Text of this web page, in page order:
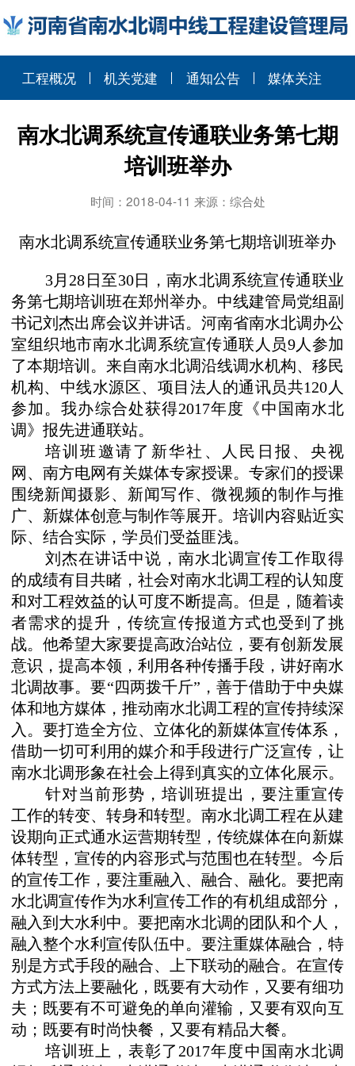
工程概况 机关党建 通知公告 媒体关注
南水北调系统宣传通联业务第七期
培训班举办
时间：2018-04-11 来源：综合处
南水北调系统宣传通联业务第七期培训班举办
3月28日至30日，南水北调系统宣传通联业
务第七期培训班在郑州举办。中线建管局党组副
书记刘杰出席会议并讲话。 河南省南水北调办公
室组织地市南水北调系统宣传通联人员9人参加
了本期培训。 来自南水北调沿线调水机构、移民
机构、中线水源区、项目法人的通讯员共120人
参加。我办综合处获得2017年度《中国南水北
调》报先进通联站。
培训班邀请了新华社、人民日报、央视
网、南方电网有关媒体专家授课。专家们的授课
围绕新闻摄影、新闻写作、微视频的制作与推
广、新媒体创意与制作等展开。培训内容贴近实
际、结合实际，学员们受益匪浅。
刘杰在讲话中说，南水北调宣传工作取得
的成绩有目共睹，社会对南水北调工程的认知度
和对工程效益的认可度不断提高。但是，随着读
者需求的提升，传统宣传报道方式也受到了挑
战。他希望大家要提高政治站位，要有创新发展
意识，提高本领，利用各种传播手段，讲好南水
北调故事。要“四两拨千斤”，善于借助于中央媒
体和地方媒体，推动南水北调工程的宣传持续深
入。要打造全方位、立体化的新媒体宣传体系，
借助一切可利用的媒介和手段进行广泛宣传，让
南水北调形象在社会上得到真实的立体化展示。
针对当前形势，培训班提出，要注重宣传
工作的转变、转身和转型。南水北调工程在从建
设期向正式通水运营期转型，传统媒体在向新媒
体转型，宣传的内容形式与范围也在转型。今后
的宣传工作，要注重融入、融合、融化。要把南
水北调宣传作为水利宣传工作的有机组成部分，
融入到大水利中。要把南水北调的团队和个人，
融入整个水利宣传队伍中。要注重媒体融合，特
别是方式手段的融合、上下联动的融合。在宣传
方式方法上要融化，既要有大动作，又要有细功
夫；既要有不可避免的单向灌输，又要有双向互
动；既要有时尚快餐，又要有精品大餐。
培训班上，表彰了 2017年度中国南水北调